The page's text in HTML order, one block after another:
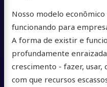
Nosso modelo
funcionando para
A forma de existir e
profundamente
crescimento - fazer, usar,
com que recursos